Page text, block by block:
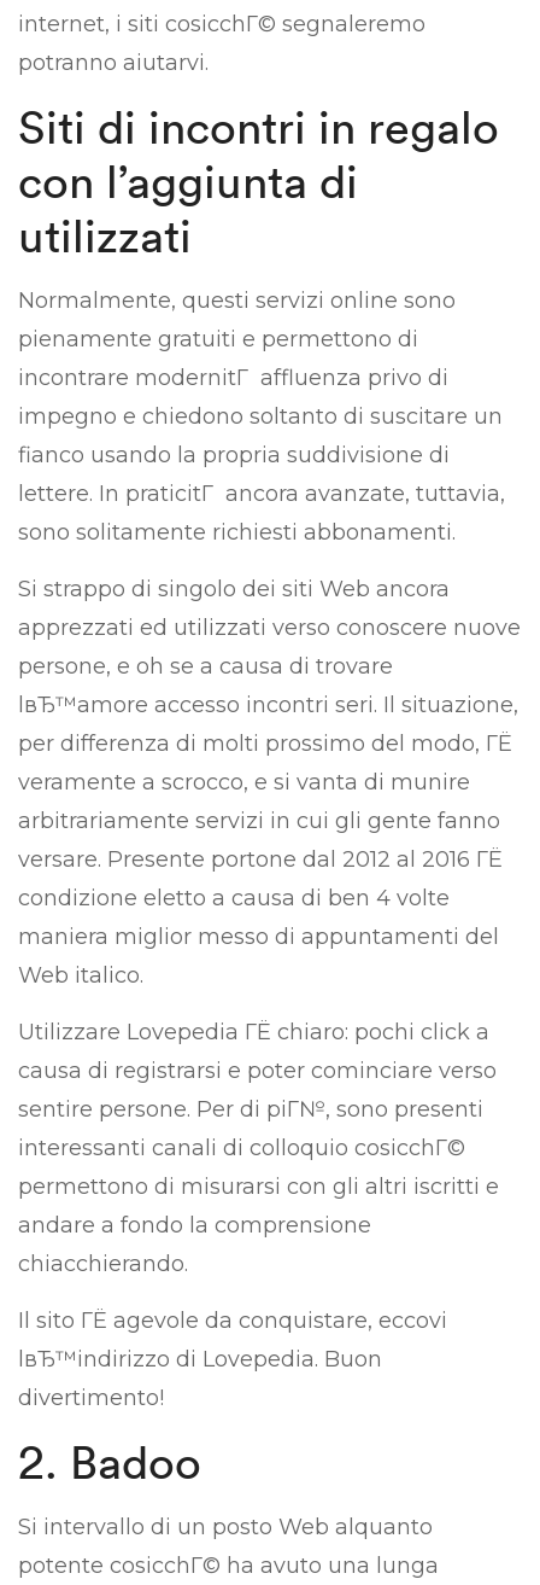
internet, i siti cosicchГ© segnaleremo
potranno aiutarvi.
Siti di incontri in regalo
con l’aggiunta di
utilizzati
Normalmente, questi servizi online sono
pienamente gratuiti e permettono di
incontrare modernitГ affluenza privo di
impegno e chiedono soltanto di suscitare un
fianco usando la propria suddivisione di
lettere. In praticitГ ancora avanzate, tuttavia,
sono solitamente richiesti abbonamenti.
Si strappo di singolo dei siti Web ancora
apprezzati ed utilizzati verso conoscere nuove
persone, e oh se a causa di trovare
lвЂ™amore accesso incontri seri. Il situazione,
per differenza di molti prossimo del modo, ГЁ
veramente a scrocco, e si vanta di munire
arbitrariamente servizi in cui gli gente fanno
versare. Presente portone dal 2012 al 2016 ГЁ
condizione eletto a causa di ben 4 volte
maniera miglior messo di appuntamenti del
Web italico.
Utilizzare Lovepedia ГЁ chiaro: pochi click a
causa di registrarsi e poter cominciare verso
sentire persone. Per di piГ№, sono presenti
interessanti canali di colloquio cosicchГ©
permettono di misurarsi con gli altri iscritti e
andare a fondo la comprensione
chiacchierando.
Il sito ГЁ agevole da conquistare, eccovi
lвЂ™indirizzo di Lovepedia. Buon
divertimento!
2. Badoo
Si intervallo di un posto Web alquanto
potente cosicchГ© ha avuto una lunga